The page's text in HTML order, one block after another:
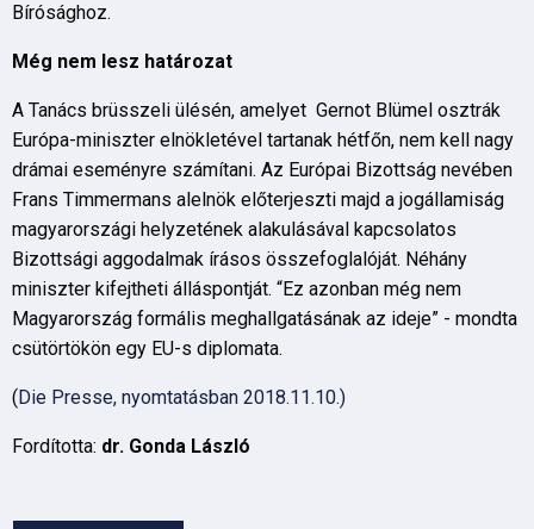
Bírósághoz.
Még nem lesz határozat
A Tanács brüsszeli ülésén, amelyet Gernot Blümel osztrák
Európa-miniszter elnökletével tartanak hétfőn, nem kell nagy
drámai eseményre számítani. Az Európai Bizottság nevében
Frans Timmermans alelnök előterjeszti majd a jogállamiság
magyarországi helyzetének alakulásával kapcsolatos
Bizottsági aggodalmak írásos összefoglalóját. Néhány
miniszter kifejtheti álláspontját. “Ez azonban még nem
Magyarország formális meghallgatásának az ideje” - mondta
csütörtökön egy EU-s diplomata.
(Die Presse, nyomtatásban 2018.11.10.)
Fordította: dr. Gonda László